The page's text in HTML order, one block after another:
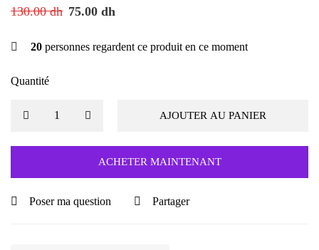
130.00dh 75.00 dh
20 personnes regardent ce produit en ce moment
Quantité
AJOUTER AU PANIER
ACHETER MAINTENANT
Poser ma question Partager